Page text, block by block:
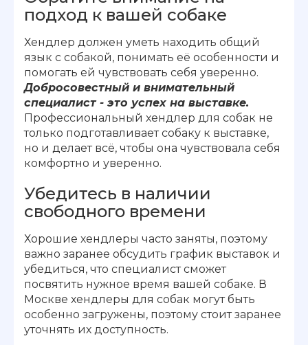
подход к вашей собаке
Хендлер должен уметь находить общий
язык с собакой, понимать её особенности и
помогать ей чувствовать себя уверенно.
Добросовестный и внимательный
специалист - это успех на выставке.
Профессиональный хендлер для собак не
только подготавливает собаку к выставке,
но и делает всё, чтобы она чувствовала себя
комфортно и уверенно.
Убедитесь в наличии
свободного времени
Хорошие хендлеры часто заняты, поэтому
важно заранее обсудить график выставок и
убедиться, что специалист сможет
посвятить нужное время вашей собаке. В
Москве хендлеры для собак могут быть
особенно загружены, поэтому стоит заранее
уточнять их доступность.